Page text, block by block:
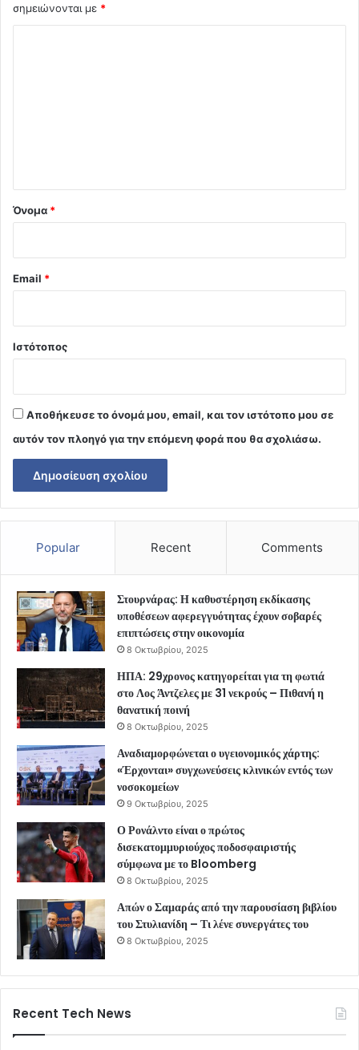
σημειώνονται με *
Όνομα *
Email *
Ιστότοπος
Αποθήκευσε το όνομά μου, email, και τον ιστότοπο μου σε
αυτόν τον πλοηγό για την επόμενη φορά που θα σχολιάσω.
Popular Recent Comments
Στουρνάρας: Η καθυστέρηση εκδίκασης
υποθέσεων αφερεγγυότητας έχουν σοβαρές
επιπτώσεις στην οικονομία
8 Οκτωβρίου, 2025
ΗΠΑ: 29χρονος κατηγορείται για τη φωτιά
στο Λος Άντζελες με 31 νεκρούς – Πιθανή η
θανατική ποινή
8 Οκτωβρίου, 2025
Αναδιαμορφώνεται ο υγειονομικός χάρτης:
«Έρχονται» συγχωνεύσεις κλινικών εντός των
νοσοκομείων
9 Οκτωβρίου, 2025
Ο Ρονάλντο είναι ο πρώτος
δισεκατομμυριούχος ποδοσφαιριστής
σύμφωνα με το Bloomberg
8 Οκτωβρίου, 2025
Απών ο Σαμαράς από την παρουσίαση βιβλίου
του Στυλιανίδη – Τι λένε συνεργάτες του
8 Οκτωβρίου, 2025
Recent Tech News